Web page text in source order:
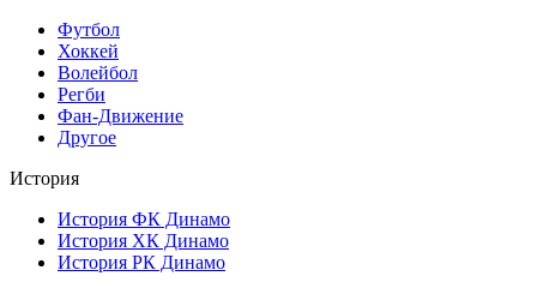
Футбол
Хоккей
Волейбол
Регби
Фан-Движение
Другое
История
История ФК Динамо
История ХК Динамо
История РК Динамо